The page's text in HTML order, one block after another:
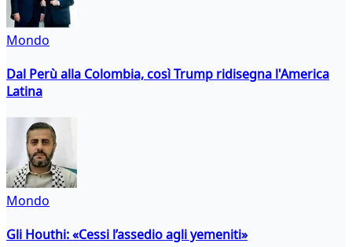
Mondo
Dal Perù alla Colombia, così Trump ridisegna l'America
Latina
Mondo
Gli Houthi: «Cessi l’assedio agli yemeniti»